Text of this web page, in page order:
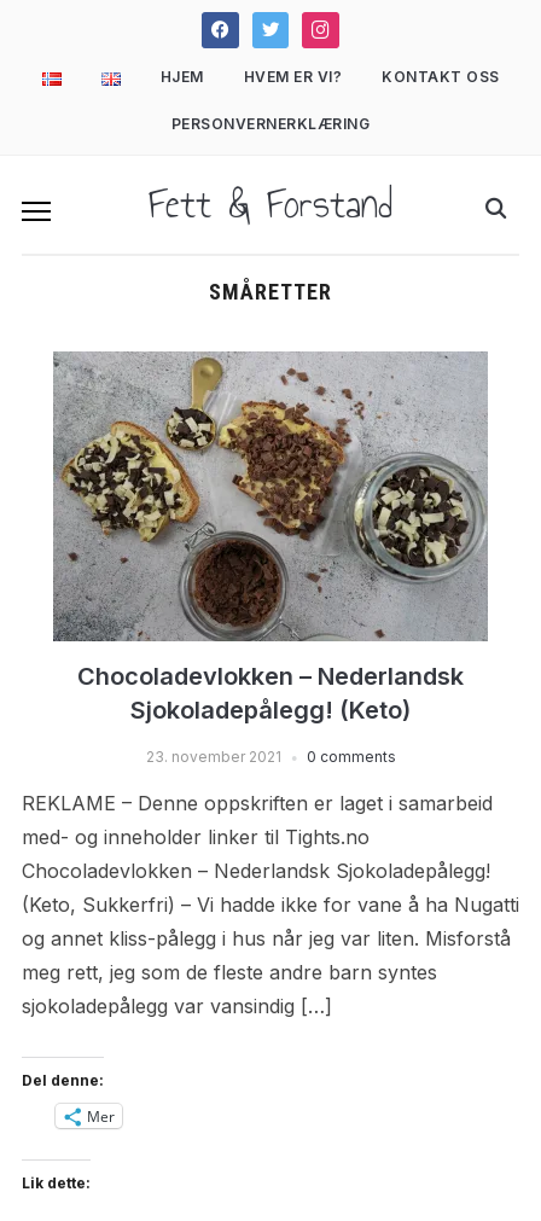
facebooktwitter instagram
HJEM HVEM ER VI? KONTAKT OSS
PERSONVERNERKLÆRING
Fett & Forstand
SMÅRETTER
Chocoladevlokken – Nederlandsk
Sjokoladepålegg! (Keto)
23. november 2021 0 comments
REKLAME – Denne oppskriften er laget i samarbeid
med- og inneholder linker til Tights.no
Chocoladevlokken – Nederlandsk Sjokoladepålegg!
(Keto, Sukkerfri) – Vi hadde ikke for vane å ha Nugatti
og annet kliss-pålegg i hus når jeg var liten. Misforstå
meg rett, jeg som de fleste andre barn syntes
sjokoladepålegg var vansindig […]
Del denne:
Mer
Lik dette: